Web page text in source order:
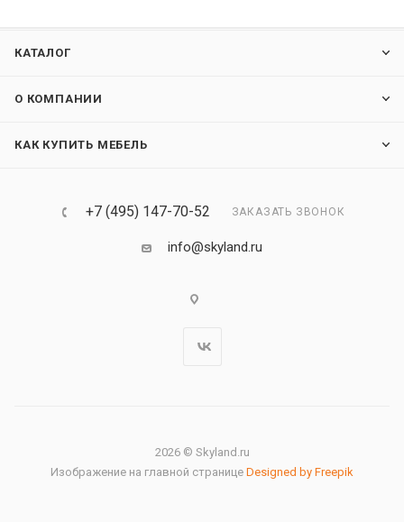
КАТАЛОГ
О КОМПАНИИ
КАК КУПИТЬ МЕБЕЛЬ
+7 (495) 147-70-52 ЗАКАЗАТЬ ЗВОНОК
info@skyland.ru
2026 © Skyland.ru
Изображение на главной странице Designed by Freepik